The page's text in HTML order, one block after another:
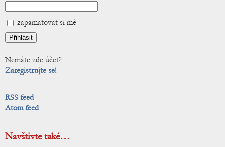
zapamatovat si mě
Nemáte zde účet?
Zaregistrujte se!
RSS feed
Atom feed
Navštivte také…